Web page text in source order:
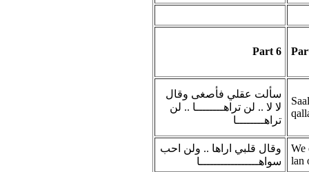
Part 6
سألت عقلي فأصغى وقال
لا لا .. لن تراهــــــــا .. لن
تراهــــــــا
وقال قلبي اراها .. ولن احب
سواهـــــــــــــــــا
We
lan